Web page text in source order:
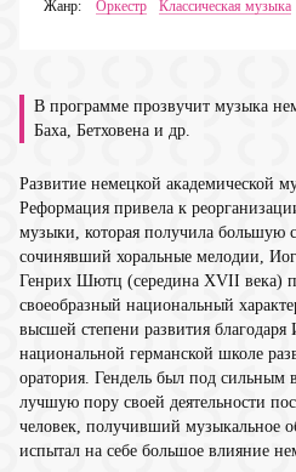
Жанр: Оркестр Классическая музыка
В программе прозвучит музыка
Баха, Бетховена и др.
Развитие немецкой академической
Реформация привела к
музыки, которая получила большую
сочинявший хоральные мелодии,
Генрих Шютц (середина XVII века)
своеобразный национальный
высшей степени развития благодаря
национальной германской школе
оратория. Гендель был под сильным
лучшую пору своей деятельности
человек, получивший музыкальное
испытал на себе большое влияние